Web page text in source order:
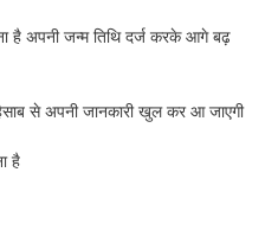
है अपनी जन्म तिथि दर्ज करके आगे बढ़
से अपनी जानकारी खुल कर आ जाएगी
है